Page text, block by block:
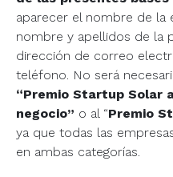
aparecer el nombre de la
nombre y apellidos de la
dirección de correo
teléfono. No será
“Premio Startup Solar
negocio” o al “Premio
ya que todas las
en ambas categorías.